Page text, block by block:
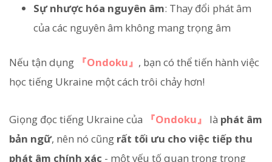
Sự nhược hóa nguyên âm: Thay đổi phát âm
của các nguyên âm không mang trọng âm
Nếu tận dụng 『Ondoku』 , bạn có thể tiến hành việc
học tiếng Ukraine một cách trôi chảy hơn!
Giọng đọc tiếng Ukraine của 『Ondoku』 là phát âm
bản ngữ, nên nó cũng rất tối ưu cho việc tiếp thu
phát âm chính xác - một yếu tố quan trọng trong